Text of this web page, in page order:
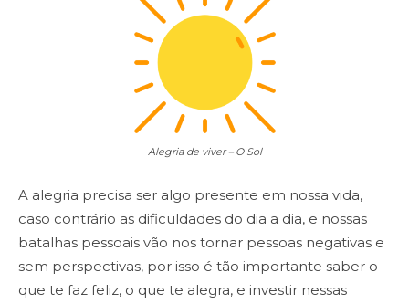
Alegria de viver – O Sol
A alegria precisa ser algo presente em nossa vida,
caso contrário as dificuldades do dia a dia, e nossas
batalhas pessoais vão nos tornar pessoas negativas e
sem perspectivas, por isso é tão importante saber o
que te faz feliz, o que te alegra, e investir nessas